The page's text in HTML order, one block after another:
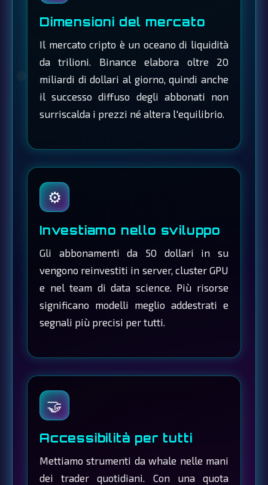
Dimensioni del mercato
Il mercato cripto è un oceano di liquidità
da trilioni. Binance elabora oltre 20
miliardi di dollari al giorno, quindi anche
il successo diffuso degli abbonati non
surriscalda i prezzi né altera l'equilibrio.
⚙️
Investiamo nello sviluppo
Gli abbonamenti da 50 dollari in su
vengono reinvestiti in server, cluster GPU
e nel team di data science. Più risorse
significano modelli meglio addestrati e
segnali più precisi per tutti.
🤝
Accessibilità per tutti
Mettiamo strumenti da whale nelle mani
dei trader quotidiani. Con una quota